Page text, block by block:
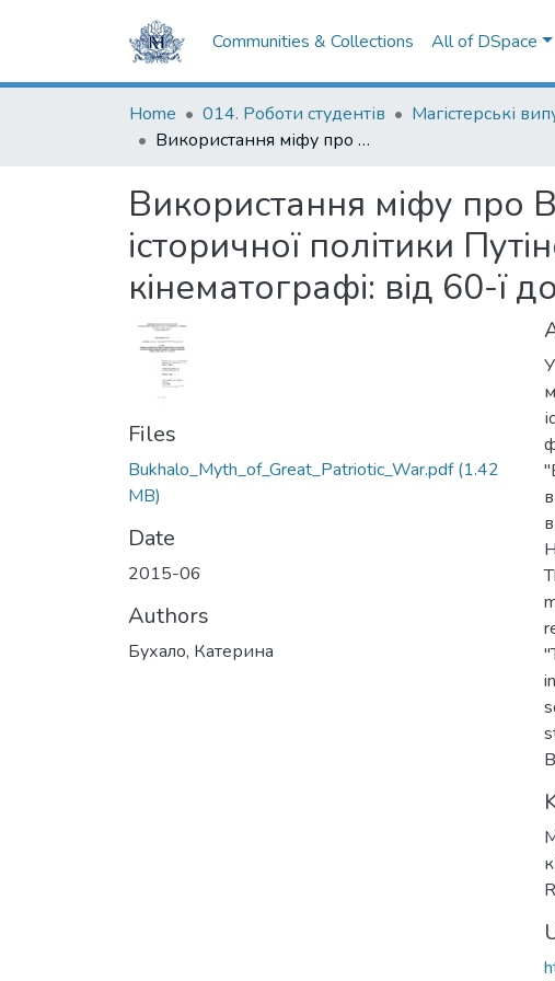
Communities & Collections All of DSpace
Home 014. Роботи студентів
Використання міфу про Велику Вітчизняну війну як інструменту історичної політики Путінського режиму у сучасному російському кінематографі: від 60-ї до 70-ї річниці
Використання міфу про
історичної політики
кінематографі: від 60-ї
Files
Bukhalo_Myth_of_Great_Patriotic_War.pdf(1.42
MB)
Date
2015-06
Authors
Бухало, Катерина